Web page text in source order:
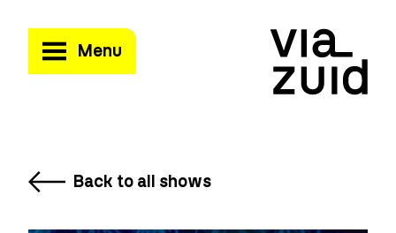
Menu
Back to all shows